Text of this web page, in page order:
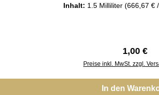
Inhalt: 1.5 Milliliter (666,67 €
1,00 €
Preise inkl. MwSt. zzgl.
In den